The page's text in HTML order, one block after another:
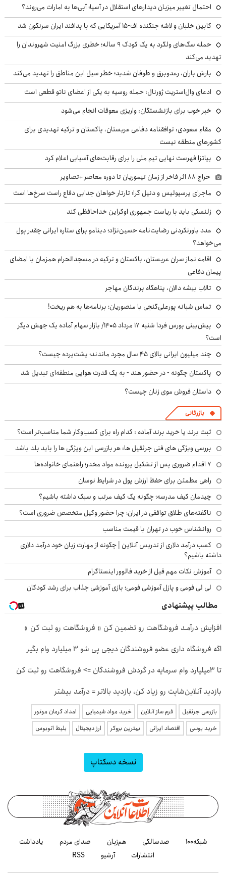
احتمال تغییر میزبان دیدارهای استقلال در آسیا؛ آبی‌ها به امارات می‌روند؟
کابین خلبان و لاشه جنگنده اف-۱۵ آمریکایی که با پدافند ایران سرنگون شد
حمله سگ‌های ولگرد به یک کودک ۹ ساله؛ خطری بزرگ امنیت شهروندان را
تهدید می‌کند
بارش باران، رعدوبرق و طوفان شدید؛ خطر سیل این مناطق را تهدید می‌کند
ادعای وال‌استریت ژورنال: حمله روسیه به یکی از اعضای ناتو قطعی است
خبر خوب برای بازنشستگان: واریزی معوقات انجام می‌شود
مقام سعودی: توافقنامه دفاعی عربستان، پاکستان و ترکیه تهدیدی برای
کشورهای منطقه نیست
پیاتزا فهرست نهایی تیم ملی را برای رقابت‌های آسیایی اعلام کرد
حراج ۸۸ اثر فاخر از زمان تیموریان تا دوره معاصر +تصاویر
ماجرای پرسپولیس و دنیل گرا؛ تارتار خواهان جدایی دفاع راست سرخ‌ها است
زلنسکی باید با ریاست جمهوری اوکراین خداحافظی کند
عدد باورنکردنی رضایت‌نامه حسین‌نژاد؛ دینامو برای ستاره ایرانی چقدر پول
می‌خواهد؟
اقامه نماز سران عربستان، پاکستان و ترکیه در مسجدالحرام همزمان با امضای
پیمان دفاعی
تالاب بیشه دالان، پناهگاه پرندگان مهاجر
تماس شبانه پورعلی‌گنجی با منصوریان؛ برنامه‌ها به هم ریخت!
پیش‌بینی بورس فردا شنبه ۱۷ مرداد ۱۴۰۵/ بازار سهام آماده یک جهش دیگر
است؟
چند میلیون ایرانی بالای ۴۵ سال مجرد ماندند؛ پشت‌پرده چیست؟
پاکستان چگونه - در حضور هند - به یک قدرت هوایی منطقه‌ای تبدیل شد
داستان فروش موی زنان چیست؟
بازرگانی
ثبت برند یا خرید برند آماده : کدام راه برای کسب‌وکار شما مناسب‌تر است؟
بررسی ویژگی های فنی جرثقیل ها: هر بازرسی این ویژگی ها را باید بلد باشد
۷ اقدام ضروری پس از تشکیل پرونده مواد مخدر؛ راهنمای خانواده‌ها
راهی مطمئن برای حفظ ارزش پول در شرایط نوسان
چیدمان کیف مدرسه؛ چگونه یک کیف مرتب و سبک داشته باشیم؟
ناگفته‌های طلاق توافقی در ایران؛ چرا حضور وکیل متخصص ضروری است؟
روانشناس خوب در تهران با قیمت مناسب
کسب درآمد دلاری از تدریس آنلاین | چگونه از مهارت زبان خود درآمد دلاری
داشته باشیم؟
آموزش نکات مهم قبل از خرید فالوور اینستاگرام
لی لی فومی و پازل آموزشی فومی؛ بازی آموزشی جذاب برای رشد کودکان
مطالب پیشنهادی
افزایش درآمـد فروشگاهت رو تضمین کن « فروشگاهت رو ثبت کن »
اگه فروشگاه داری عضو فروشندگان دیجی پی شو 3 میلیارد وام بگیر
تا 3میلیارد وام سرمایه در گردش فروشندگان => فروشگاهت رو ثبت کن
بازدید آنلاین‌شاپت رو زیاد کن، بازدید بالاتر = درآمد بیشتر
بازرسی جرثقیل فرم ساز آنلاین خرید مواد شیمیایی
امداد کرمان موتور
خرید یوسی
اقتصاد ایرانی بهترین بروکر ارز دیجیتال بلیط اتوبوس
نسخه دسکتاپ
شبکه۱۰۰ صدسالگی هم‌زبان صدای مردم
یادداشت
انتشارات
آرشیو RSS